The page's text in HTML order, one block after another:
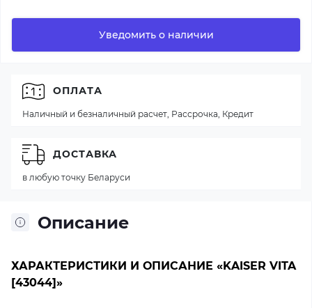
Уведомить о наличии
Описание
ХАРАКТЕРИСТИКИ И ОПИСАНИЕ «KAISER VITA
[43044]»
ОПЛАТА
Наличный и безналичный расчет, Рассрочка, Кредит
ДОСТАВКА
в любую точку Беларуси